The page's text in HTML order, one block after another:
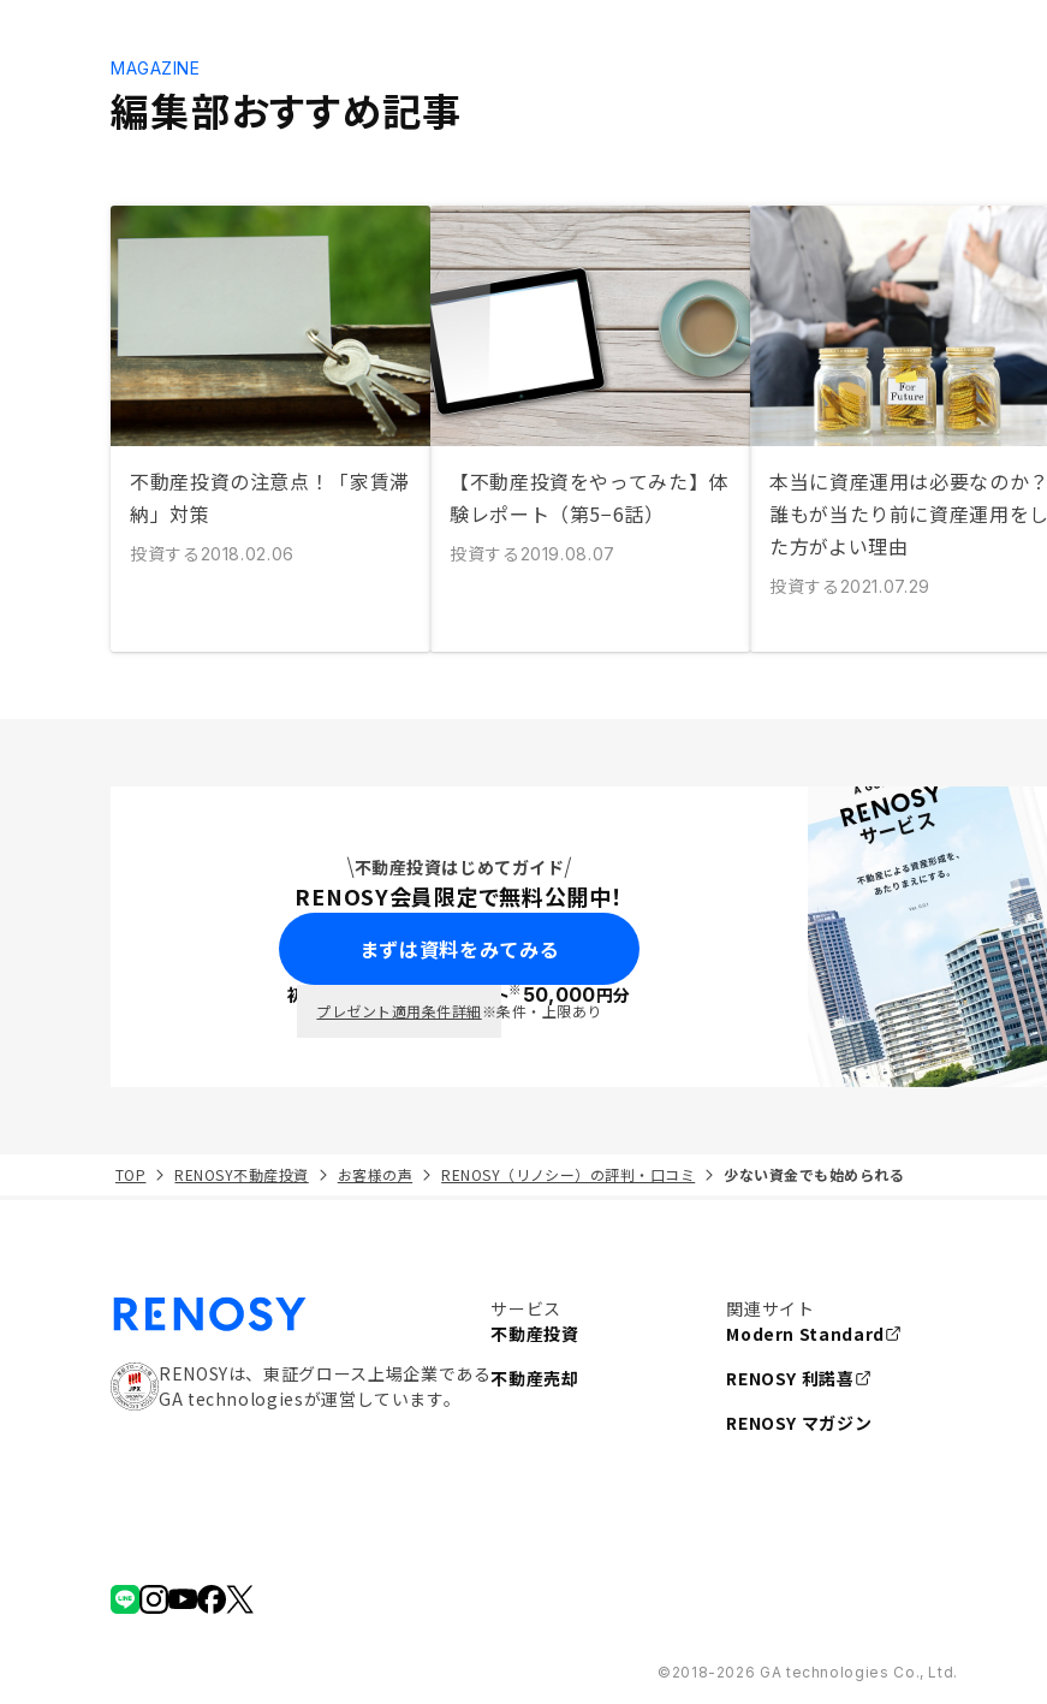
編集部おすすめ記事
MAGAZINE
不動産投資の注意点！「家賃滞
納」対策
投資する 2018.02.06
【不動産投資をやってみた】体
験レポート（第5−6話）
投資する 2019.08.07
本当に資産運用は必要なのか？
誰もが当たり前に資産運用をし
た方がよい理由
投資する 2021.07.29
不動産投資はじめてガイド
RENOSY会員限定で無料公開中！
まずは資料をみてみる
初回面談で ポイント※50,000円分
プレゼント適用条件詳細※条件・上限あり
TOP RENOSY不動産投資 お客様の声 RENOSY（リノシー）の評判・口コミ 少ない資金でも始められる
RENOSYは、東証グロース上場企業である
GA technologiesが運営しています。
サービス
不動産投資
不動産売却
関連サイト
Modern Standard
RENOSY 利諾喜
RENOSY マガジン
©︎2018-2026 GA technologies Co., Ltd.